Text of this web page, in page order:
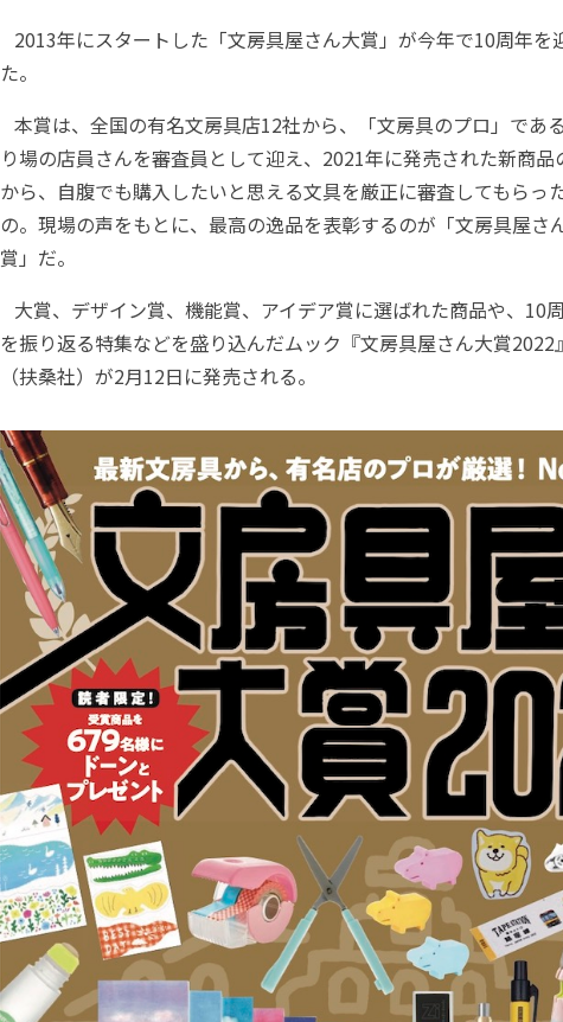
2013年にスタートした「文房具屋さん大賞」が今年で10周年を
た。
本賞は、全国の有名文房具店12社から、「文房具のプロ」であ
り場の店員さんを審査員として迎え、2021年に発売された新商品
から、自腹でも購入したいと思える文具を厳正に審査してもらっ
の。現場の声をもとに、最高の逸品を表彰するのが「文房具屋さ
賞」だ。
大賞、デザイン賞、機能賞、アイデア賞に選ばれた商品や、10
を振り返る特集などを盛り込んだムック『文房具屋さん大賞2022』
（扶桑社）が2月12日に発売される。